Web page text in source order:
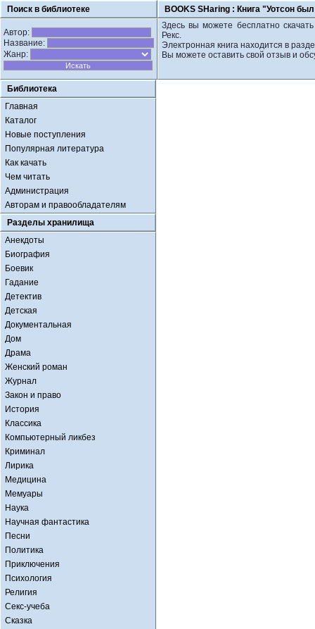
Поиск в библиотеке BOOKS SHaring : Книга "Уотсон
Автор:
Название:
Жанр:
Здесь вы можете бесплатно
Рекс.
Электронная книга находится в
Вы можете оставить свой отзыв и
Библиотека
Главная
Каталог
Новые поступления
Популярная литература
Как качать
Чем читать
Администрация
Авторам и правообладателям
Разделы хранилища
Анекдоты
Биография
Боевик
Гадание
Детектив
Детская
Документальная
Дом
Драма
Женский роман
Журнал
Закон и право
История
Классика
Компьютерный ликбез
Криминал
Лирика
Медицина
Мемуары
Наука
Научная фантастика
Песни
Политика
Приключения
Психология
Религия
Секс-учеба
Сказка